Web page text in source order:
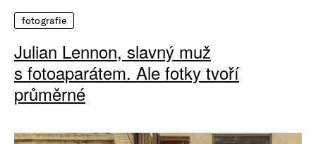
fotografie
Julian Lennon, slavný muž
s fotoaparátem. Ale fotky tvoří
průměrné